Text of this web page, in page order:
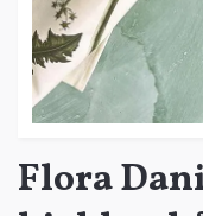
Flora